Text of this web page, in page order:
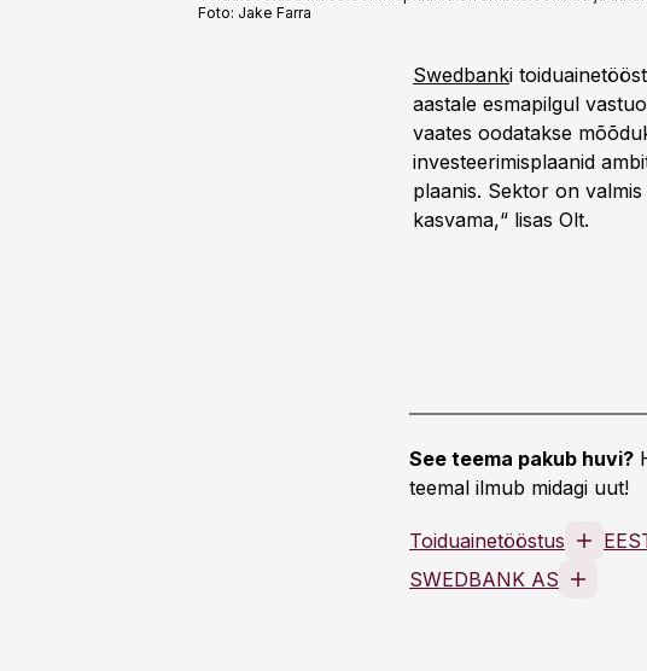
Foto: Jake Farra
Swedbanki
aastale esmapilgul
vaates oodatakse
investeerimisplaanid
plaanis. Sektor on
kasvama,“ lisas Olt.
See teema pakub huvi?
teemal ilmub midagi uut!
Toiduainetööstus
SWEDBANK AS